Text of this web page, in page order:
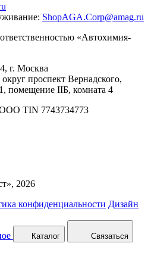
ShopAGA.Corp@amag.ru
«Автохимия-
г. Москва
проспект Вернадского,
помещение IIБ, комната 4
TIN 7743734773
2026
конфиденциальности Дизайн
Каталог Связаться